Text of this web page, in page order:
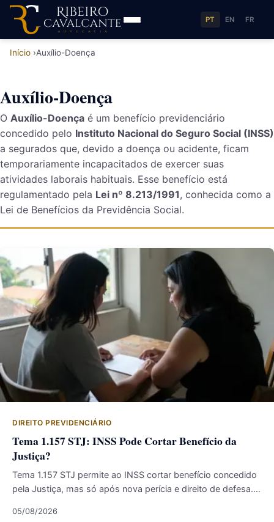
PT EN FR
Início Auxílio-Doença
Auxílio-Doença
O Auxílio-Doença é um benefício previdenciário
concedido pelo Instituto Nacional do Seguro Social (INSS)
a segurados que, devido a doença ou acidente, ficam
temporariamente incapacitados de exercer suas
atividades laborais habituais. Esse benefício está
regulamentado pela Lei nº 8.213/1991, conhecida como a
Lei de Benefícios da Previdência Social.
DIREITO PREVIDENCIÁRIO
Tema 1.157 STJ: INSS Pode Cortar Benefício da
Justiça?
Tema 1.157 STJ permite ao INSS cortar benefício concedido
pela Justiça, mas só após nova perícia e direito de defesa.…
05/08/2026